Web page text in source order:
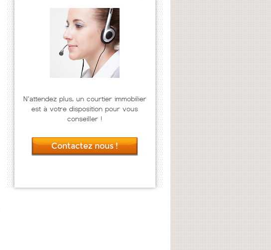
N'attendez plus, un courtier immobilier
est à votre disposition pour vous
conseiller !
Contactez nous !